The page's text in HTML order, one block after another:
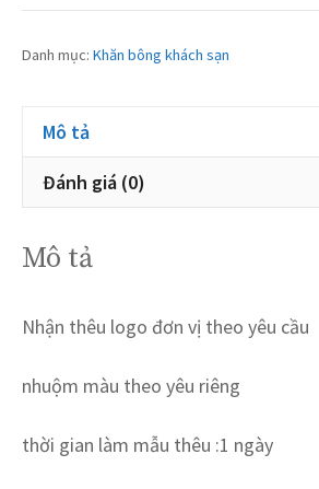
Danh mục: Khăn bông khách sạn
Mô tả
Đánh giá (0)
Mô tả
Nhận thêu logo đơn vị theo yêu cầu
nhuộm màu theo yêu riêng
thời gian làm mẫu thêu :1 ngày